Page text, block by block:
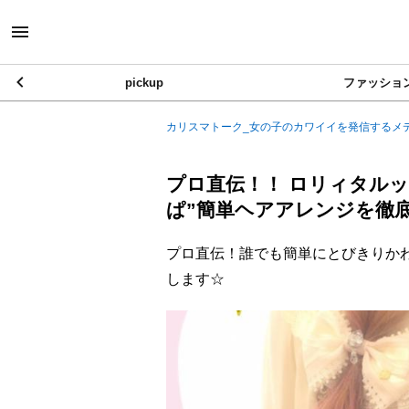
pickup ファッショ
カリスマトーク_女の子のカワイイを発信するメ
プロ直伝！！ ロリィタル
ぱ”簡単ヘアアレンジを徹
プロ直伝！誰でも簡単にとびきりか
します☆